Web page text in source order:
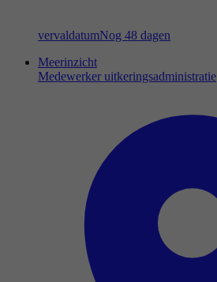
vervaldatumNog 48 dagen
Meerinzicht
Medewerker uitkeringsadministratie